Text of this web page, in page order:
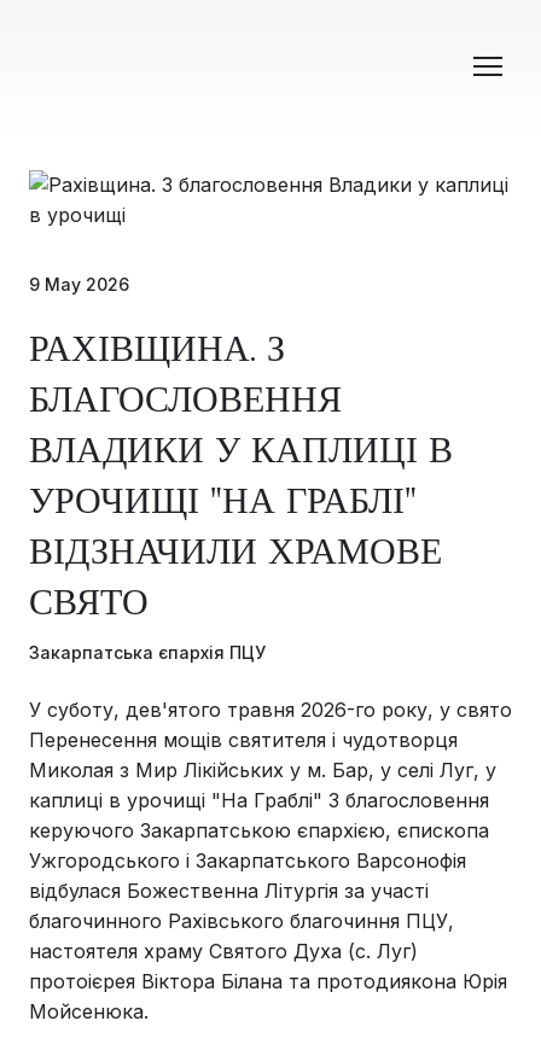
9 May 2026
РАХІВЩИНА. З
БЛАГОСЛОВЕННЯ
ВЛАДИКИ У КАПЛИЦІ В
УРОЧИЩІ "НА ГРАБЛІ"
ВІДЗНАЧИЛИ ХРАМОВЕ
СВЯТО
Закарпатська єпархія ПЦУ
У суботу, дев'ятого травня 2026-го року, у свято
Перенесення мощів святителя і чудотворця
Миколая з Мир Лікійських у м. Бар, у селі Луг, у
каплиці в урочищі "На Граблі" З благословення
керуючого Закарпатською єпархією, єпископа
Ужгородського і Закарпатського Варсонофія
відбулася Божественна Літургія за участі
благочинного Рахівського благочиння ПЦУ,
настоятеля храму Святого Духа (с. Луг)
протоієрея Віктора Білана та протодиякона Юрія
Мойсенюка.